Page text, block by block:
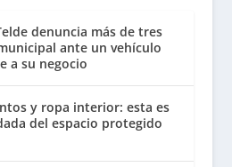
denuncia más de tres
ante un vehículo
a su negocio
y ropa interior: esta es
del espacio protegido